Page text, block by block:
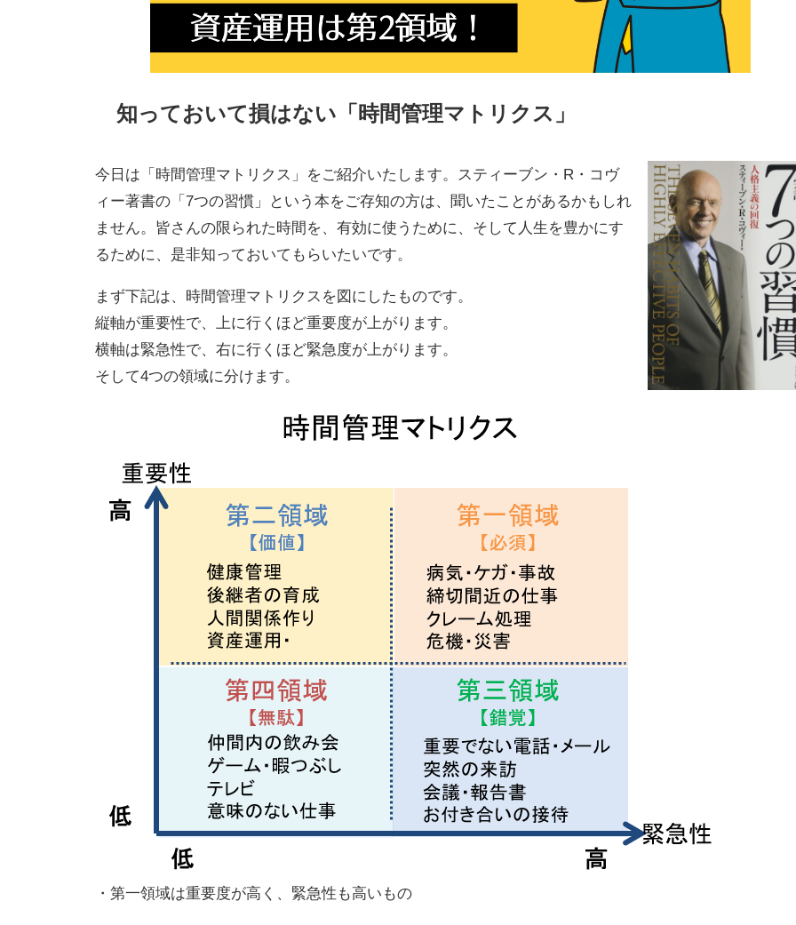
知っておいて損はない「時間管理マトリクス」
今日は「時間管理マトリクス」をご紹介いたします。スティーブン・R・コヴ
ィー著書の「7つの習慣」という本をご存知の方は、聞いたことがあるかもしれ
ません。皆さんの限られた時間を、有効に使うために、そして人生を豊かにす
るために、是非知っておいてもらいたいです。
まず下記は、時間管理マトリクスを図にしたものです。
縦軸が重要性で、上に行くほど重要度が上がります。
横軸は緊急性で、右に行くほど緊急度が上がります。
そして4つの領域に分けます。
・第一領域は重要度が高く、緊急性も高いもの